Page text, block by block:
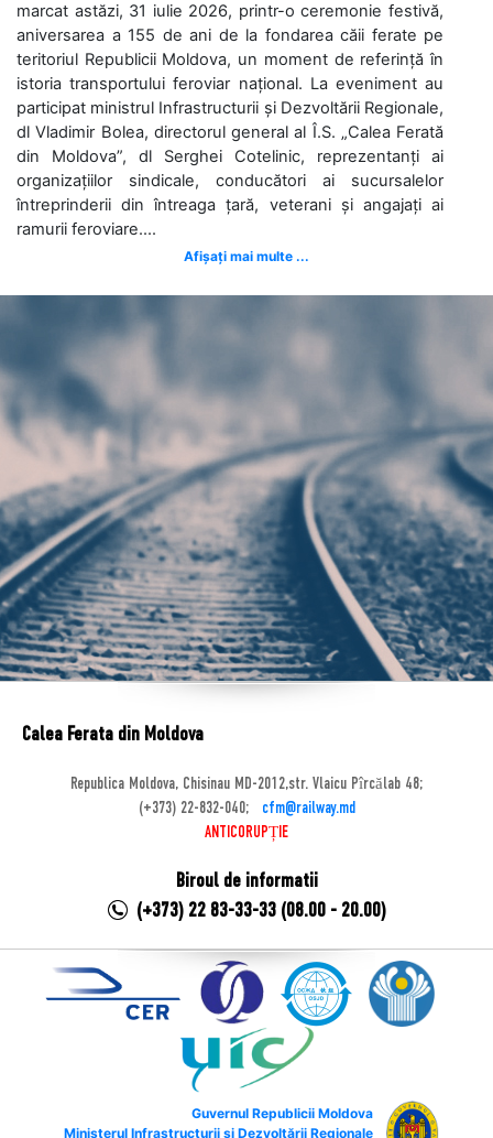
marcat astăzi, 31 iulie 2026, printr-o ceremonie festivă,
aniversarea a 155 de ani de la fondarea căii ferate pe
teritoriul Republicii Moldova, un moment de referință în
istoria transportului feroviar național. La eveniment au
participat ministrul Infrastructurii și Dezvoltării Regionale,
dl Vladimir Bolea, directorul general al Î.S. „Calea Ferată
din Moldova”, dl Serghei Cotelinic, reprezentanți ai
organizațiilor sindicale, conducători ai sucursalelor
întreprinderii din întreaga țară, veterani și angajați ai
ramurii feroviare....
Afișați mai multe ...
Calea Ferata din Moldova
Republica Moldova, Chisinau MD-2012,str. Vlaicu Pîrcălab 48;
(+373) 22-832-040;
cfm@railway.md
ANTICORUPȚIE
Biroul de informatii
(+373) 22 83-33-33 (08.00 - 20.00)
Guvernul Republicii Moldova
Ministerul Infrastructurii și Dezvoltării Regionale